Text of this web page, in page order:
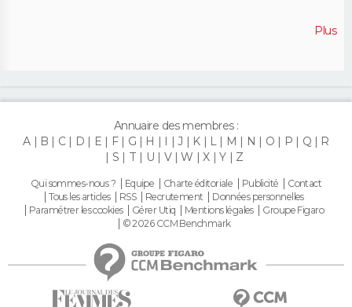
Plus
Annuaire des membres :
A
B C D E F G H J K L M N O P Q
R
S
T U V W X Y Z
Qui sommes-nous ? Equipe Charte éditoriale Publicité
Contact
Tous les articles
RSS Recrutement
Données personnelles
Paramétrer les cookies
Gérer Utiq Mentions légales
Groupe Figaro
© 2026 CCM Benchmark